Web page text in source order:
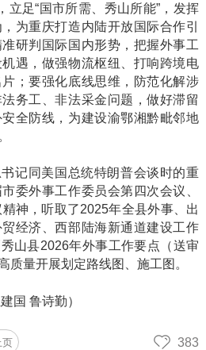
立足“国市所需、秀山所能”，发挥
为重庆打造内陆开放国际合作引
研判国际国内形势，把握外事工
遇，做强物流枢纽、打响跨境电
；要强化底线思维，防范化解涉
务工、非法采金问题，做好滞留
全防线，为建设渝鄂湘黔毗邻地
记同美国总统特朗普会谈时的重
委外事工作委员会第四次会议、
神，听取了2025年全县外事、出
经济、西部陆海新通道建设工作
山县2026年外事工作要点（送审
质量开展划定路线图、施工图。
国 鲁诗勤）
页 383